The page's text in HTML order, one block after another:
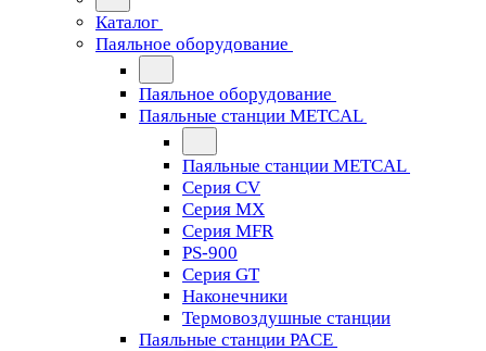
Каталог
Паяльное оборудование
Паяльное оборудование
Паяльные станции METCAL
Паяльные станции METCAL
Серия CV
Серия MX
Серия MFR
PS-900
Серия GT
Наконечники
Термовоздушные станции
Паяльные станции PACE